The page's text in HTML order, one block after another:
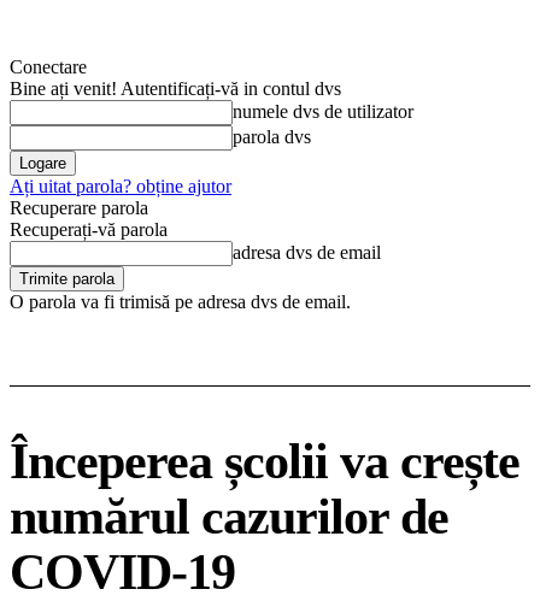
Conectare
Bine ați venit! Autentificați-vă in contul dvs
numele dvs de utilizator
parola dvs
Ați uitat parola? obține ajutor
Recuperare parola
Recuperați-vă parola
adresa dvs de email
O parola va fi trimisă pe adresa dvs de email.
Începerea școlii va crește
numărul cazurilor de
COVID-19